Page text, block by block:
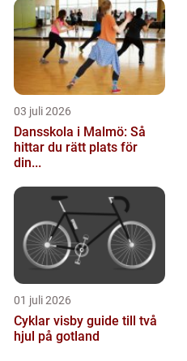
03 juli 2026
Dansskola i Malmö: Så
hittar du rätt plats för
din...
01 juli 2026
Cyklar visby guide till två
hjul på gotland